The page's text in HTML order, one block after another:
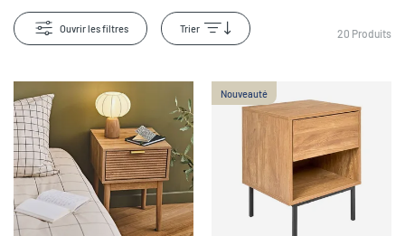
Ouvrir les filtres Trier 20 Produits
Nouveauté